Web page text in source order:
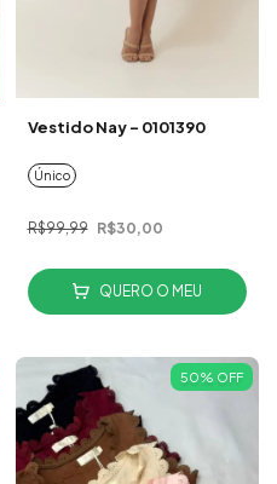
Vestido Nay - 0101390
Único
R$99,99 R$30,00
QUERO O MEU
50% OFF